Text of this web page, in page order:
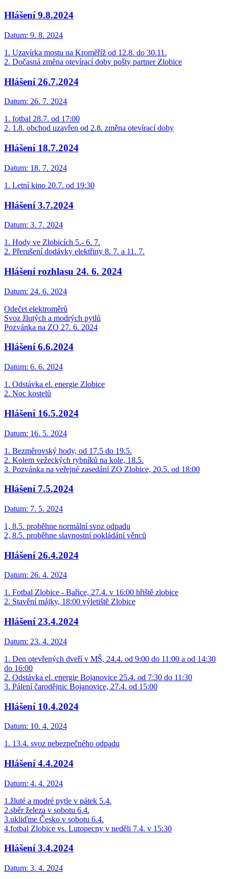
Hlášení 9.8.2024
Datum: 9. 8. 2024
1. Uzavírka mostu na Kroměříž od 12.8. do 30.11.
2. Dočasná změna otevírací doby pošty partner Zlobice
Hlášení 26.7.2024
Datum: 26. 7. 2024
1. fotbal 28.7. od 17:00
2. 1.8. obchod uzavřen od 2.8. změna otevírací doby
Hlášení 18.7.2024
Datum: 18. 7. 2024
1. Letní kino 20.7. od 19:30
Hlášení 3.7.2024
Datum: 3. 7. 2024
1. Hody ve Zlobicích 5.- 6. 7.
2. Přerušení dodávky elektřiny 8. 7. a 11. 7.
Hlášení rozhlasu 24. 6. 2024
Datum: 24. 6. 2024
Odečet elektroměrů
Svoz žlutých a modrých pytlů
Pozvánka na ZO 27. 6. 2024
Hlášení 6.6.2024
Datum: 6. 6. 2024
1. Odstávka el. energie Zlobice
2. Noc kostelů
Hlášení 16.5.2024
Datum: 16. 5. 2024
1. Bezměrovský hody, od 17.5 do 19.5.
2. Kolem vežeckých rybníků na kole, 18.5.
3. Pozvánka na veřejné zasedání ZO Zlobice, 20.5. od 18:00
Hlášení 7.5.2024
Datum: 7. 5. 2024
1, 8.5. proběhne normální svoz odpadu
2, 8.5. proběhne slavnostní pokládání věnců
Hlášení 26.4.2024
Datum: 26. 4. 2024
1. Fotbal Zlobice - Bařice, 27.4. v 16:00 hřiště zlobice
2. Stavění májky, 18:00 výletiště Zlobice
Hlášení 23.4.2024
Datum: 23. 4. 2024
1. Den otevřených dveří v MŠ, 24.4. od 9:00 do 11:00 a od 14:30
do 16:00
2. Odstávka el. energie Bojanovice 25.4. od 7:30 do 11:30
3. Pálení čarodějnic Bojanovice, 27.4. od 15:00
Hlášení 10.4.2024
Datum: 10. 4. 2024
1. 13.4. svoz nebezpečného odpadu
Hlášení 4.4.2024
Datum: 4. 4. 2024
1.žluté a modré pytle v pátek 5.4.
2.sběr železa v sobotu 6.4.
3.ukliďme Česko v sobotu 6.4.
4.fotbal Zlobice vs. Lutopecny v neděli 7.4. v 15:30
Hlášení 3.4.2024
Datum: 3. 4. 2024